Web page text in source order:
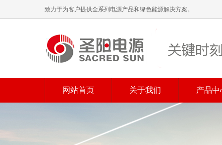
致力于为客户提供全系列电源产品和绿色能源解决方案。
网站首页 关于我们 产品中